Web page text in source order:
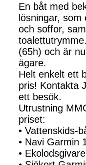
En båt med
lösningar, som
och soffor,
(65h) och är
ägare.
Helt enkelt ett
pris! Kontakta
ett besök.
Utrustning
priset:
• Vattenskids-
• Navi Garmin
• Ekolodsgivare